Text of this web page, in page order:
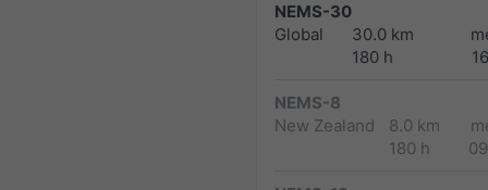
NEMS-30
Global
30.0 km
180 h
NEMS-8
New Zealand
8.0 km
180 h